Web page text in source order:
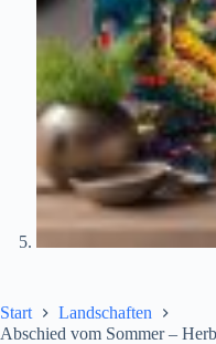
Start
Landschaften
Abschied vom Sommer –